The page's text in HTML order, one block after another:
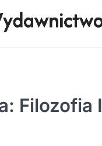
Filozofia I